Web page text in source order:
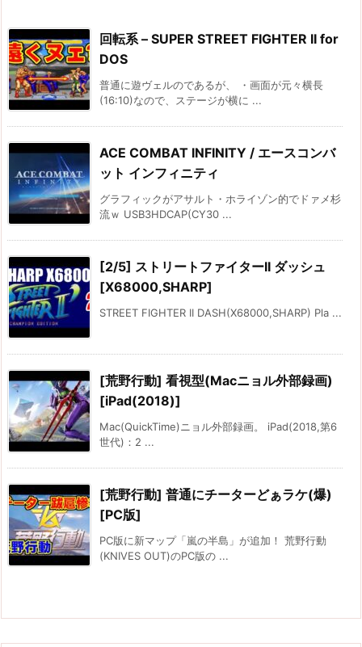
回転系 – SUPER STREET FIGHTER II for
DOS
普通に遊ヴェルのであるが、 ・画面が元々横長
(16:10)なので、ステージが横に ...
ACE COMBAT INFINITY / エースコンバ
ット インフィニティ
グラフィックがアサルト・ホライゾン的でドァメ杉
流ｗ USB3HDCAP(CY30 ...
[2/5] ストリートファイターII ダッシュ
[X68000,SHARP]
STREET FIGHTER II DASH(X68000,SHARP) Pla ...
[荒野行動] 看視型(Macニョル外部録画)
[iPad(2018)]
Mac(QuickTime)ニョル外部録画。 iPad(2018,第6
世代)：2 ...
[荒野行動] 普通にチーターどぁラケ(爆)
[PC版]
PC版に新マップ「嵐の半島」が追加！ 荒野行動
(KNIVES OUT)のPC版の ...